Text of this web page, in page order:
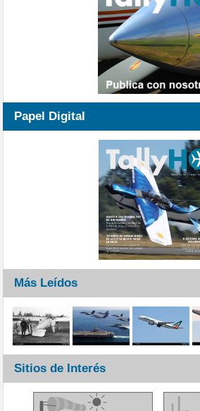
Papel Digital
Más Leídos
Sitios de Interés